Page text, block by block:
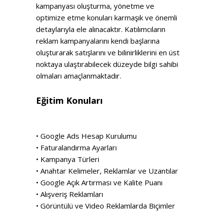
kampanyası oluşturma, yönetme ve
optimize etme konuları karmaşık ve önemli
detaylarıyla ele alınacaktır. Katılımcıların
reklam kampanyalarını kendi başlarına
oluşturarak satışlarını ve bilinirliklerini en üst
noktaya ulaştırabilecek düzeyde bilgi sahibi
olmaları amaçlanmaktadır.
Eğitim Konuları
• Google Ads Hesap Kurulumu
• Faturalandırma Ayarları
• Kampanya Türleri
• Anahtar Kelimeler, Reklamlar ve Uzantılar
• Google Açık Artırması ve Kalite Puanı
• Alışveriş Reklamları
• Görüntülü ve Video Reklamlarda Biçimler